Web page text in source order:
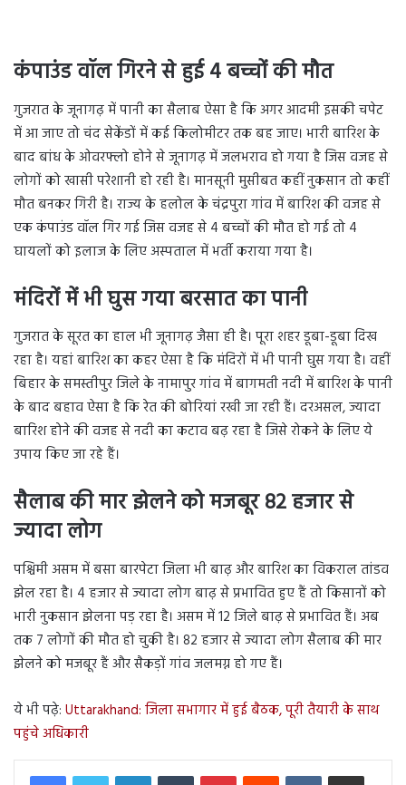
कंपाउंड वॉल गिरने से हुई 4 बच्चों की मौत
गुजरात के जूनागढ़ में पानी का सैलाब ऐसा है कि अगर आदमी इसकी चपेट
में आ जाए तो चंद सेकेंडों में कई किलोमीटर तक बह जाए। भारी बारिश के
बाद बांध के ओवरफ्लो होने से जूनागढ़ में जलभराव हो गया है जिस वजह से
लोगों को खासी परेशानी हो रही है। मानसूनी मुसीबत कहीं नुकसान तो कहीं
मौत बनकर गिरी है। राज्य के हलोल के चंद्रपुरा गांव में बारिश की वजह से
एक कंपाउंड वॉल गिर गई जिस वजह से 4 बच्चों की मौत हो गई तो 4
घायलों को इलाज के लिए अस्पताल में भर्ती कराया गया है।
मंदिरों में भी घुस गया बरसात का पानी
गुजरात के सूरत का हाल भी जूनागढ़ जैसा ही है। पूरा शहर डूबा-डूबा दिख
रहा है। यहां बारिश का कहर ऐसा है कि मंदिरों में भी पानी घुस गया है। वहीं
बिहार के समस्तीपुर जिले के नामापुर गांव में बागमती नदी में बारिश के पानी
के बाद बहाव ऐसा है कि रेत की बोरियां रखी जा रही हैं। दरअसल, ज्यादा
बारिश होने की वजह से नदी का कटाव बढ़ रहा है जिसे रोकने के लिए ये
उपाय किए जा रहे हैं।
सैलाब की मार झेलने को मजबूर 82 हजार से
ज्यादा लोग
पश्चिमी असम में बसा बारपेटा जिला भी बाढ़ और बारिश का विकराल तांडव
झेल रहा है। 4 हजार से ज्यादा लोग बाढ़ से प्रभावित हुए हैं तो किसानों को
भारी नुकसान झेलना पड़ रहा है। असम में 12 जिले बाढ़ से प्रभावित हैं। अब
तक 7 लोगों की मौत हो चुकी है। 82 हजार से ज्यादा लोग सैलाब की मार
झेलने को मजबूर हैं और सैकड़ों गांव जलमग्न हो गए हैं।
ये भी पढ़े: Uttarakhand: जिला सभागार में हुई बैठक, पूरी तैयारी के साथ
पहुंचे अधिकारी
LinkedInTumblr PinterestReddit VKontakteShare via Email